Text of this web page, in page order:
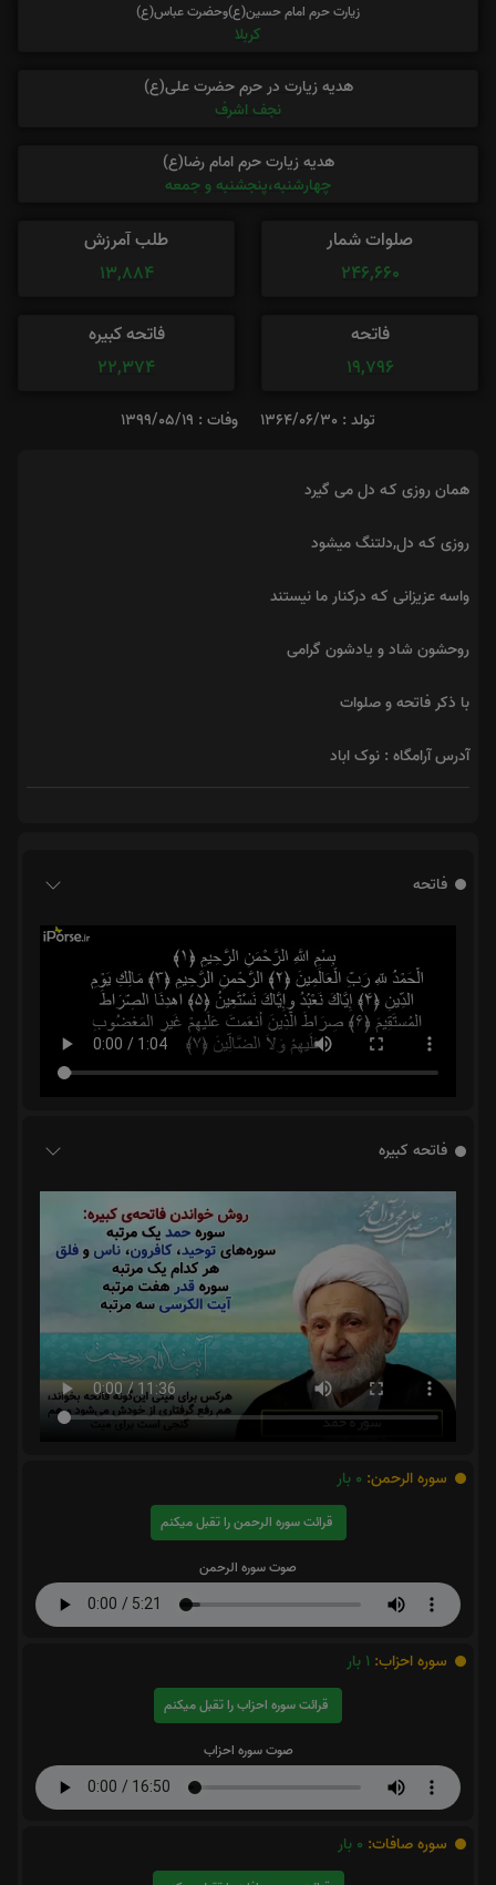
زیارت حرم امام حسین(ع)وحضرت عباس(ع)
کربلا
هدیه زیارت در حرم حضرت علی(ع)
نجف اشرف
هدیه زیارت حرم امام رضا(ع)
چهارشنبه،پنجشنبه و جمعه
صلوات شمار
246,660
طلب آمرزش
13,884
فاتحه
19,796
فاتحه کبیره
22,374
تولد : 1364/06/30 وفات : 1399/05/19
همان روزی کـه دل می گیرد
روزی کـه دل,دلتنگ میشود
واسه عزیزانی کـه درکنار ما نیستند
روحشون شاد و یادشون گرامی
با ذکر فاتحه و صلوات
آدرس آرامگاه : نوک اباد
فاتحه
فاتحه کبیره
سوره الرحمن: 0 بار
قرائت سوره الرحمن را تقبل میکنم
صوت سوره الرحمن
سوره احزاب: 1 بار
قرائت سوره احزاب را تقبل میکنم
صوت سوره احزاب
سوره صافات: 0 بار